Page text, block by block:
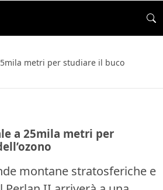
metri per studiare il buco
a 25mila metri per
montane stratosferiche e